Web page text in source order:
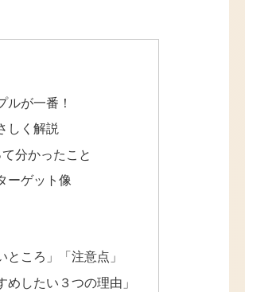
が一番！
しく解説
分かったこと
ーゲット像
ころ」「注意点」
したい３つの理由」